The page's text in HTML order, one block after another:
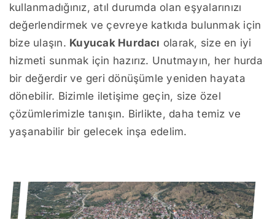
kullanmadığınız, atıl durumda olan eşyalarınızı
değerlendirmek ve çevreye katkıda bulunmak için
bize ulaşın. Kuyucak Hurdacı olarak, size en iyi
hizmeti sunmak için hazırız. Unutmayın, her hurda
bir değerdir ve geri dönüşümle yeniden hayata
dönebilir. Bizimle iletişime geçin, size özel
çözümlerimizle tanışın. Birlikte, daha temiz ve
yaşanabilir bir gelecek inşa edelim.